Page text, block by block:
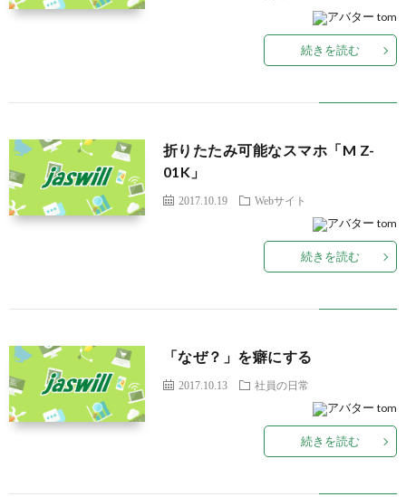
tom
続きを読む
折りたたみ可能なスマホ「M Z-
01K」
2017.10.19 Webサイト
tom
続きを読む
「なぜ？」を癖にする
2017.10.13 社員の日常
tom
続きを読む